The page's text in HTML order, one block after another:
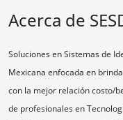
Acerca de
Soluciones en Sistemas de
Mexicana enfocada en
con la mejor relación costo/
de profesionales en